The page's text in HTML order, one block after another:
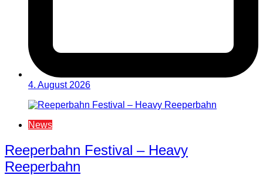
4. August 2026
News
Reeperbahn Festival – Heavy
Reeperbahn